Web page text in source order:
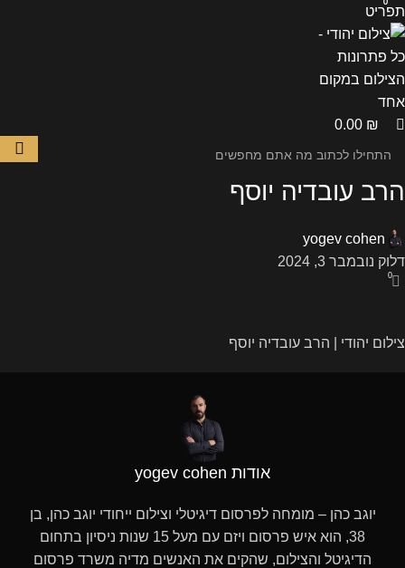
תפריט
0
0.00 ₪
הרב עובדיה יוסף
yogev cohen
דלוק נובמבר 3, 2024
0
צילום יהודי | הרב עובדיה יוסף
אודות yogev cohen
יוגב כהן – מומחה לפרסום דיגיטלי וצילום ייחודי יוגב כהן, בן
38, הוא איש פרסום ויזם עם מעל 15 שנות ניסיון בתחום
הדיגיטל והצילום, שהקים את האנשים מדיה משרד פרסום
0